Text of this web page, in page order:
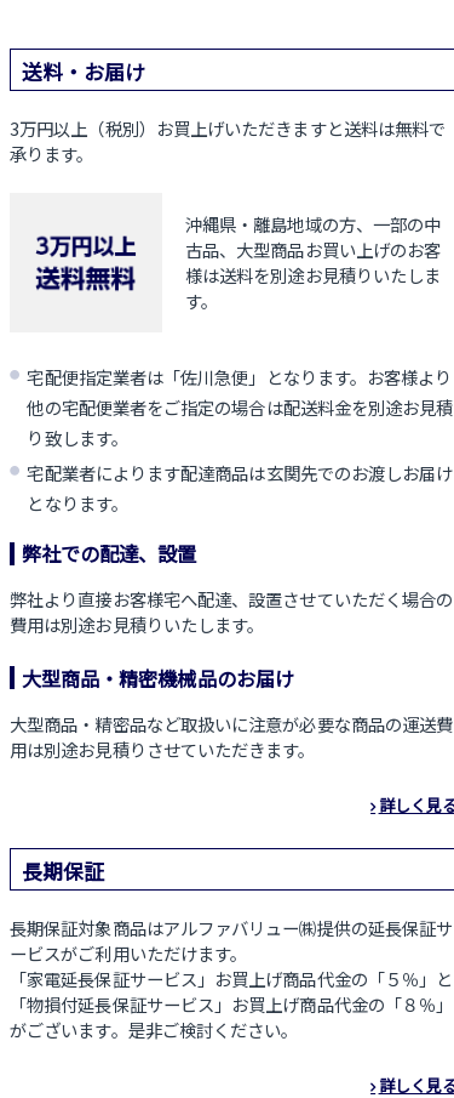
送料・お届け
3万円以上（税別）お買上げいただきますと送料は無料で
承ります。
沖縄県・離島地域の方、一部の中
古品、大型商品お買い上げのお客
様は送料を別途お見積りいたしま
す。
宅配便指定業者は「佐川急便」となります。お客様より
他の宅配便業者をご指定の場合は配送料金を別途お見積
り致します。
宅配業者によります配達商品は玄関先でのお渡しお届け
となります。
弊社での配達、設置
弊社より直接お客様宅へ配達、設置させていただく場合の
費用は別途お見積りいたします。
大型商品・精密機械品のお届け
大型商品・精密品など取扱いに注意が必要な商品の運送費
用は別途お見積りさせていただきます。
詳しく見
長期保証
長期保証対象商品はアルファバリュー㈱提供の延長保証サ
ービスがご利用いただけます。
「家電延長保証サービス」お買上げ商品代金の「５％」と
「物損付延長保証サービス」お買上げ商品代金の「８％」
がございます。是非ご検討ください。
詳しく見